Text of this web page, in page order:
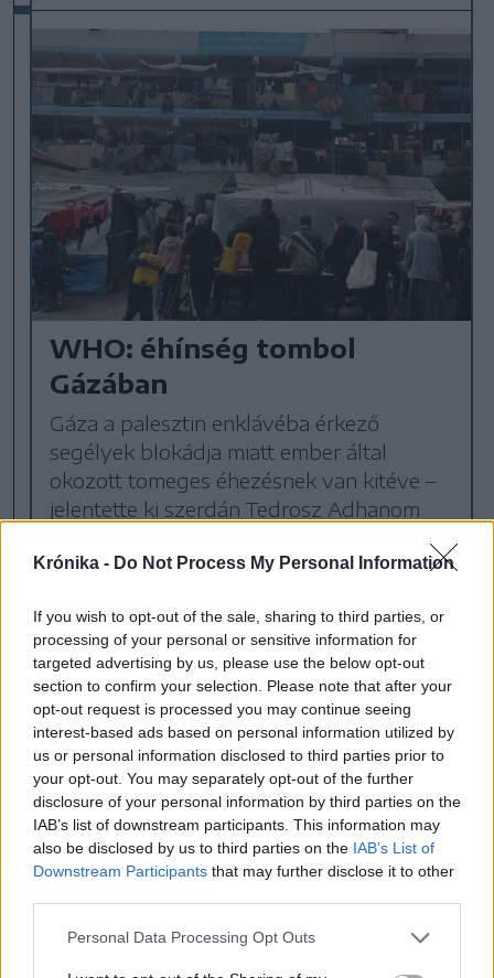
Krónika - Do Not Process My Personal Information
If you wish to opt-out of the sale, sharing to third parties, or
processing of your personal or sensitive information for
targeted advertising by us, please use the below opt-out
section to confirm your selection. Please note that after your
opt-out request is processed you may continue seeing
interest-based ads based on personal information utilized by
us or personal information disclosed to third parties prior to
your opt-out. You may separately opt-out of the further
disclosure of your personal information by third parties on the
IAB’s list of downstream participants. This information may
also be disclosed by us to third parties on the IAB’s List of
Downstream Participants that may further disclose it to other
Personal Data Processing Opt Outs
WHO: éhínség tombol
Gázában
Gáza a palesztin enklávéba érkező
segélyek blokádja miatt ember által
okozott tömeges éhezésnek van kitéve –
jelentette ki szerdán Tedrosz Adhanom
Világszervezet (WHO) vezetője.
A terület egészségügyi minisztériuma szerint
azóta legalább 59 106 ember halt meg
Gázában, a terület nagy része pedig romba
dőlt.
Az Egészségügyi Világszervezet szerint
Gázában éhínség tombol, mivel kevés
élelmiszersegély jut be a területre.
Mint arról beszámoltunk,